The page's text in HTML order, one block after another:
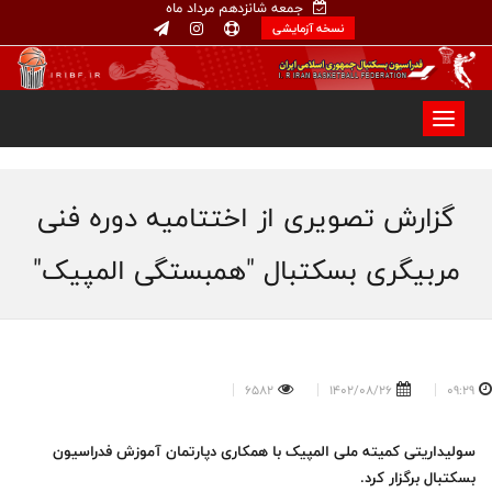
جمعه شانزدهم مرداد ماه
نسخه آزمایشی
گزارش تصویری از اختتامیه دوره فنی
مربیگری بسکتبال "همبستگی المپیک"
09:29
1402/08/26
6582
سولیداریتی کمیته ملی المپیک با همکاری دپارتمان آموزش فدراسيون
بسکتبال برگزار کرد.